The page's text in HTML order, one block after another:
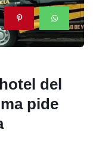
del
pide